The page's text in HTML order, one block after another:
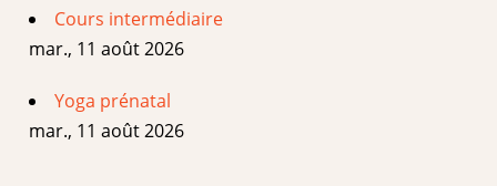
Cours intermédiaire
mar., 11 août 2026
Yoga prénatal
mar., 11 août 2026